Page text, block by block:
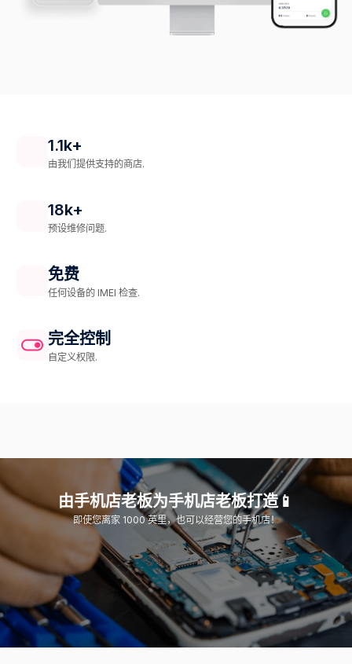
1.1k+
由我们提供支持的商店.
18k+
预设维修问题.
免费
任何设备的 IMEI 检查.
完全控制
自定义权限.
由手机店老板为手机店老板打造📱
即使您离家 1000 英里，也可以经营您的手机店！